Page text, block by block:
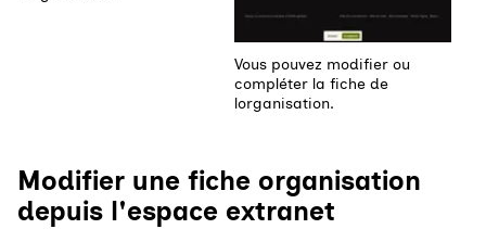
Vous pouvez modifier ou
compléter la fiche de
lorganisation.
Modifier une fiche organisation
depuis l'espace extranet